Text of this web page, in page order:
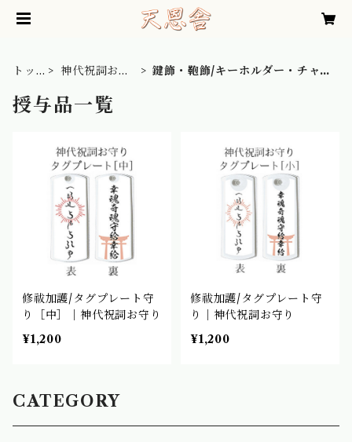
トッ
神代祝詞お守
鍵飾・鞄飾/キーホルダー・チャー
授与品一覧
修祓加護/タグプレート守
り［中］｜神代祝詞お守り
¥1,200
修祓加護/タグプレート守
り｜神代祝詞お守り
¥1,200
CATEGORY